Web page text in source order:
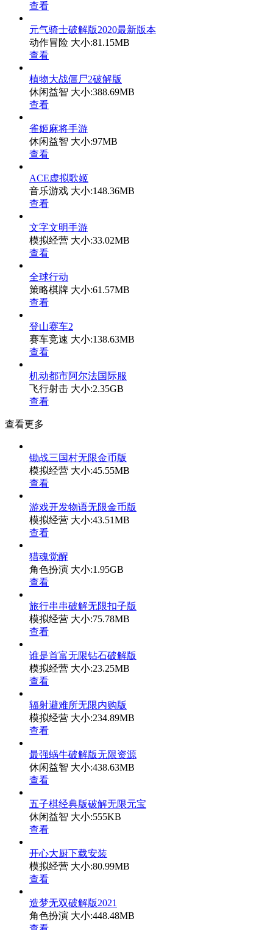
查看
元气骑士破解版2020最新版本
动作冒险 大小:81.15MB
查看
植物大战僵尸2破解版
休闲益智 大小:388.69MB
查看
雀姬麻将手游
休闲益智 大小:97MB
查看
ACE虚拟歌姬
音乐游戏 大小:148.36MB
查看
文字文明手游
模拟经营 大小:33.02MB
查看
全球行动
策略棋牌 大小:61.57MB
查看
登山赛车2
赛车竞速 大小:138.63MB
查看
机动都市阿尔法国际服
飞行射击 大小:2.35GB
查看
查看更多
锄战三国村无限金币版
模拟经营 大小:45.55MB
查看
游戏开发物语无限金币版
模拟经营 大小:43.51MB
查看
猎魂觉醒
角色扮演 大小:1.95GB
查看
旅行串串破解无限扣子版
模拟经营 大小:75.78MB
查看
谁是首富无限钻石破解版
模拟经营 大小:23.25MB
查看
辐射避难所无限内购版
模拟经营 大小:234.89MB
查看
最强蜗牛破解版无限资源
休闲益智 大小:438.63MB
查看
五子棋经典版破解无限元宝
休闲益智 大小:555KB
查看
开心大厨下载安装
模拟经营 大小:80.99MB
查看
造梦无双破解版2021
角色扮演 大小:448.48MB